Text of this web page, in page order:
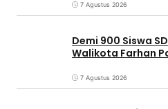
7 Agustus 2026
Demi 900 Siswa
Walikota Farhan
7 Agustus 2026